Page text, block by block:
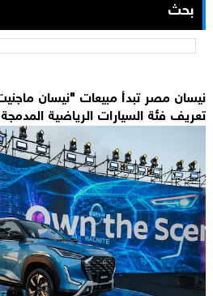
بحث
نيسان مصر تبدأ مبيعات "نيسان
تعريف فئة السيارات الرياضية